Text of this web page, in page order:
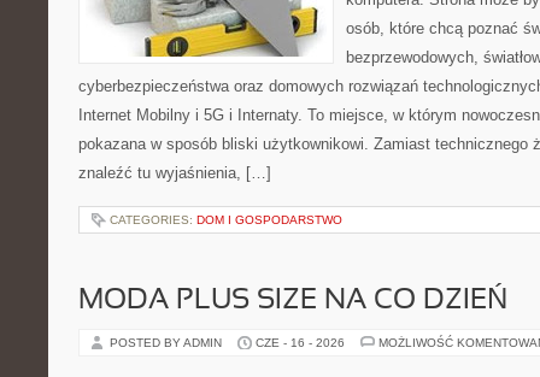
osób, które chcą poznać
bezprzewodowych,
cyberbezpieczeństwa oraz domowych rozwiązań
Internet Mobilny i 5G i Internaty. To miejsce, w którym
pokazana w sposób bliski użytkownikowi. Zamiast technicznego
znaleźć tu wyjaśnienia, […]
CATEGORIES: DOM I GOSPODARSTWO
MODA PLUS SIZE NA CO DZIEŃ
POSTED BY ADMIN CZE - 16 - 2026 MOŻLIWOŚĆ